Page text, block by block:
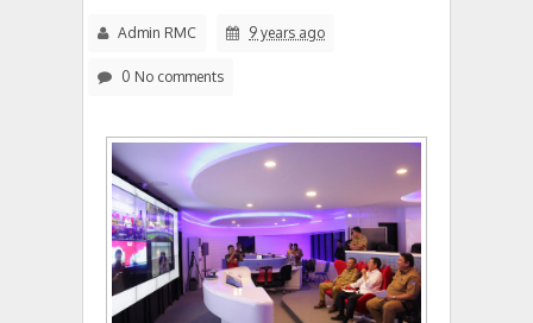
Admin RMC 9 years ago
0 No comments